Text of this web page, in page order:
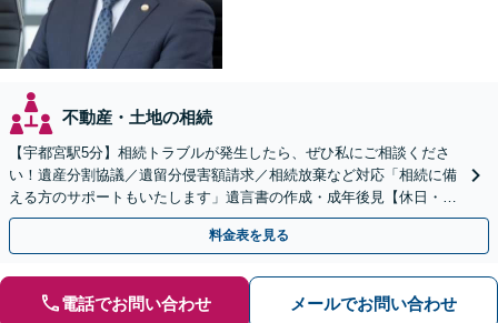
不動産・土地の相続
【宇都宮駅5分】相続トラブルが発生したら、ぜひ私にご相談くださ
い！遺産分割協議／遺留分侵害額請求／相続放棄など対応「相続に備
える方のサポートもいたします」遺言書の作成・成年後見【休日・夜
間面談あり】【ビデオ面談対応】
料金表を見る
電話でお問い合わせ メールでお問い合わせ